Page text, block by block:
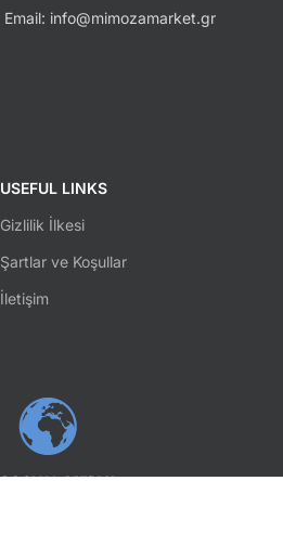
Email: info@mimozamarket.gr
USEFUL LINKS
Gizlilik İlkesi
Şartlar ve Koşullar
İletişim
SOSYAL MEDYA